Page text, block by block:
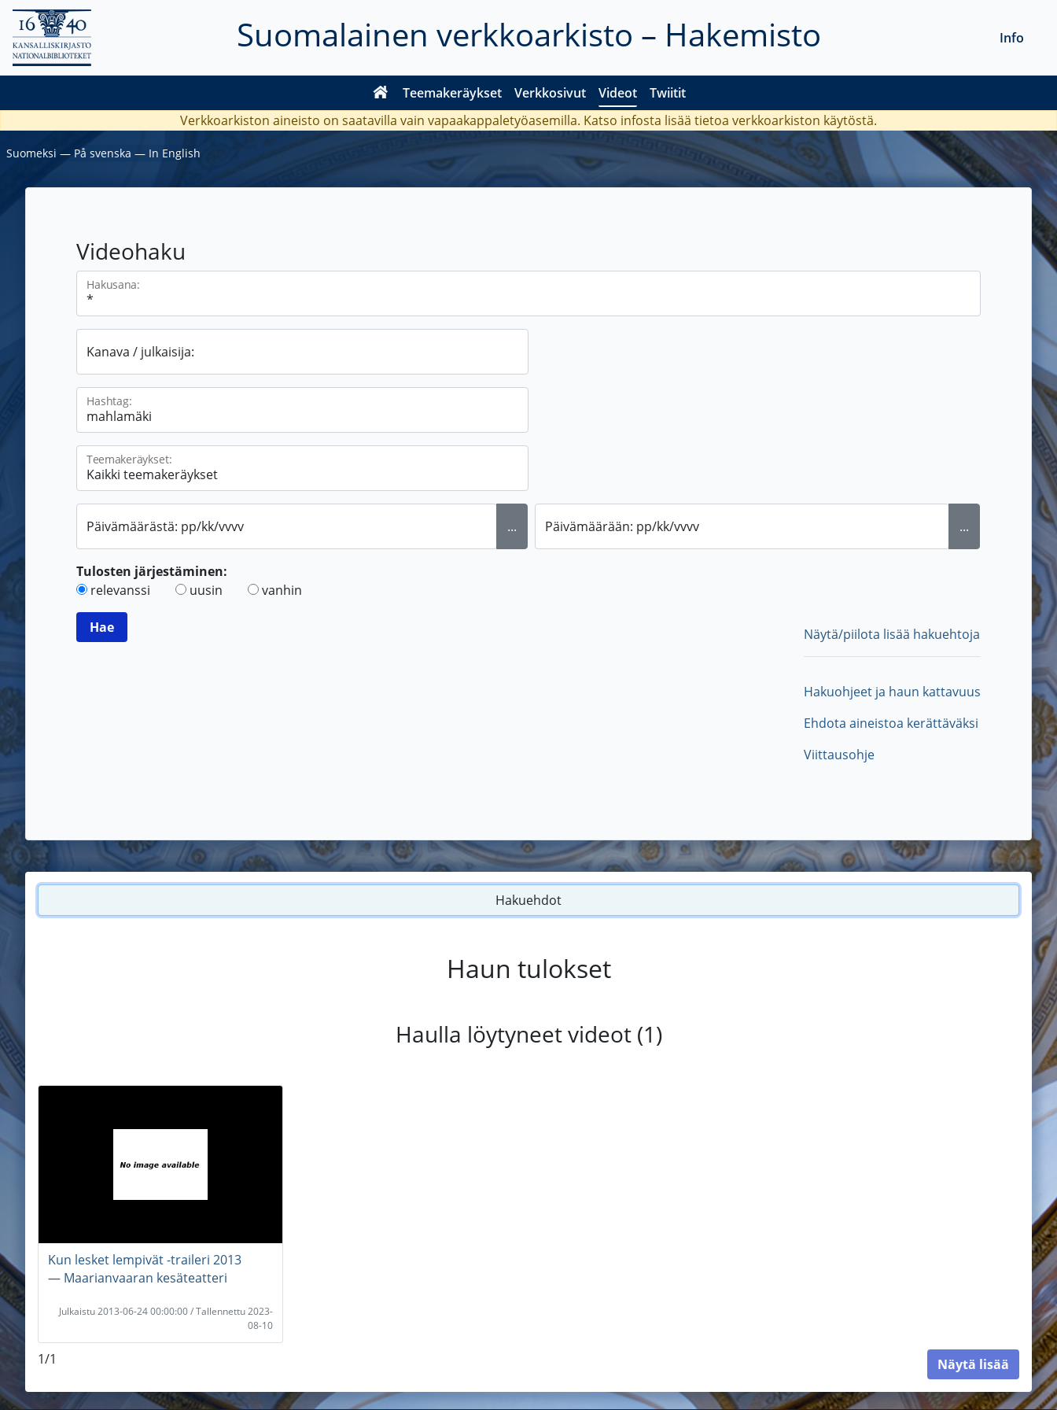
Suomalainen verkkoarkisto – Hakemisto
Teemakeräykset Verkkosivut Videot Twiitit
Info
Verkkoarkiston aineisto on saatavilla vain vapaakappaletyöasemilla. Katso infosta lisää tietoa verkkoarkiston käytöstä.
Suomeksi ― På svenska ― In English
Videohaku
Hakusana:
Kanava / julkaisija:
Hashtag:
Teemakeräykset:
Päivämäärästä: pp/kk/vvvv ... Päivämäärään: pp/kk/vvvv ...
Tulosten järjestäminen:
relevanssi
uusin vanhin
Näytä/piilota lisää hakuehtoja
Hakuohjeet ja haun kattavuus
Ehdota aineistoa kerättäväksi
Viittausohje
Hakuehdot
Haun tulokset
Haulla löytyneet videot (1)
Kun lesket lempivät -traileri 2013
― Maarianvaaran kesäteatteri
Julkaistu 2013-06-24 00:00:00 / Tallennettu 2023-
08-10
1/1 Näytä lisää